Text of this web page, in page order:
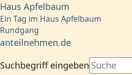
Haus Apfelbaum
Ein Tag im Haus Apfelbaum
Rundgang
anteilnehmen.de
Suchbegriff eingeben